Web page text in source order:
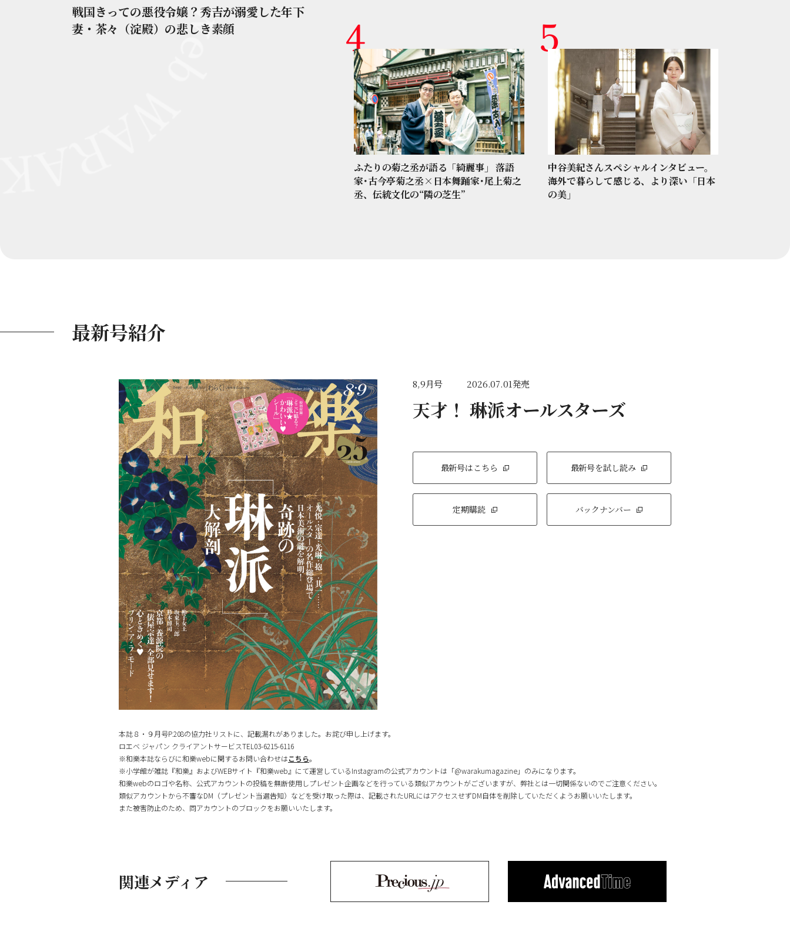
戦国きっての悪役令嬢？秀吉が溺愛した年下
妻・茶々（淀殿）の悲しき素顔
ふたりの菊之丞が語る「綺麗事」 落語
家･古今亭菊之丞×日本舞踊家･尾上菊之
丞、伝統文化の“隣の芝生”
中谷美紀さんスペシャルインタビュー。
海外で暮らして感じる、より深い「日本
の美」
最新号紹介
8,9月号 2026.07.01発売
天才！ 琳派オールスターズ
最新号はこちら 最新号を試し読み
定期購読 バックナンバー
本誌８・９月号P.208の協力社リストに、記載漏れがありました。お詫び申し上げます。
ロエベ ジャパン クライアントサービスTEL03-6215-6116
※和樂本誌ならびに和樂webに関するお問い合わせはこちら。
※小学館が雑誌『和樂』およびWEBサイト『和樂web』にて運営しているInstagramの公式アカウントは「@warakumagazine」のみになります。
和樂webのロゴや名称、公式アカウントの投稿を無断使用しプレゼント企画などを行っている類似アカウントがございますが、弊社とは一切関係ないのでご注意ください。
類似アカウントから不審なDM（プレゼント当選告知）などを受け取った際は、記載されたURLにはアクセスせずDM自体を削除していただくようお願いいたします。
また被害防止のため、同アカウントのブロックをお願いいたします。
関連メディア